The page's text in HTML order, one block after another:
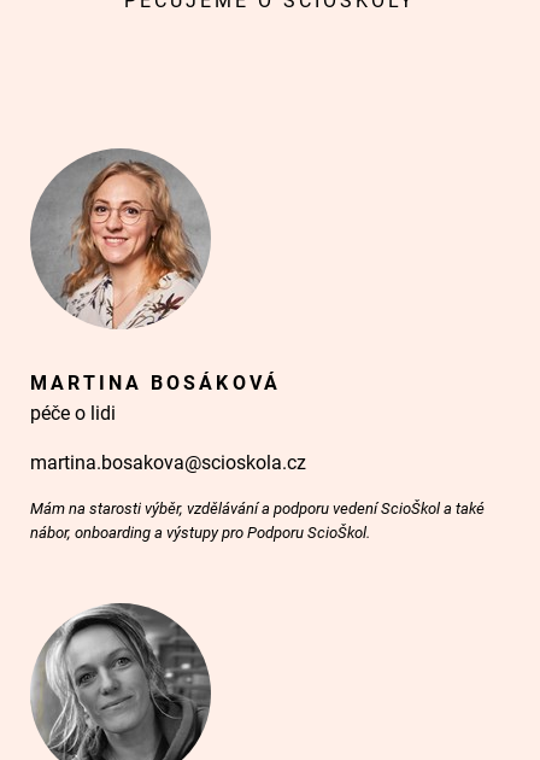
MARTINA BOSÁKOVÁ
péče o lidi
martina.bosakova@scioskola.cz
Mám na starosti výběr, vzdělávání a podporu vedení ScioŠkol a také
nábor, onboarding a výstupy pro Podporu ScioŠkol.